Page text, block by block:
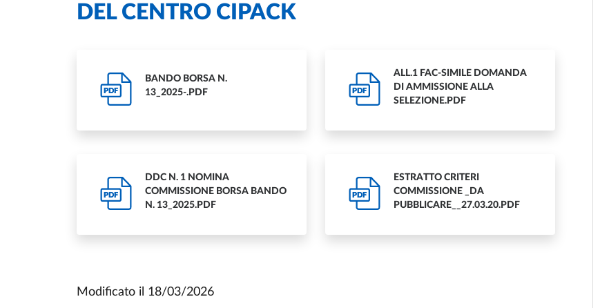
DEL CENTRO CIPACK
PDF
BANDO BORSA N.
13_2025-.PDF
PDF
ALL.1 FAC-SIMILE DOMANDA
DI AMMISSIONE ALLA
SELEZIONE.PDF
PDF
DDC N. 1 NOMINA
COMMISSIONE BORSA BANDO
N. 13_2025.PDF
PDF
ESTRATTO CRITERI
COMMISSIONE _DA
PUBBLICARE__27.03.20.PDF
Modificato il 18/03/2026